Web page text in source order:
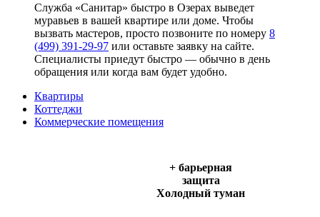
Служба «Санитар» быстро в Озерах выведет
муравьев в вашей квартире или доме. Чтобы
вызвать мастеров, просто позвоните по номеру 8
(499) 391-29-97 или оставьте заявку на сайте.
Специалисты приедут быстро — обычно в день
обращения или когда вам будет удобно.
Квартиры
Коттеджи
Коммерческие помещения
+ барьерная
защита
Холодный туман